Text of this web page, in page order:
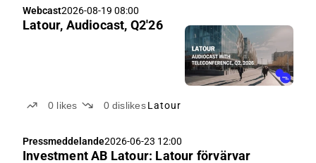
Webcast2026-08-19 08:00
Latour, Audiocast, Q2'26
0 likes 0 dislikes Latour
Pressmeddelande2026-06-23 12:00
Investment AB Latour: Latour förvärvar